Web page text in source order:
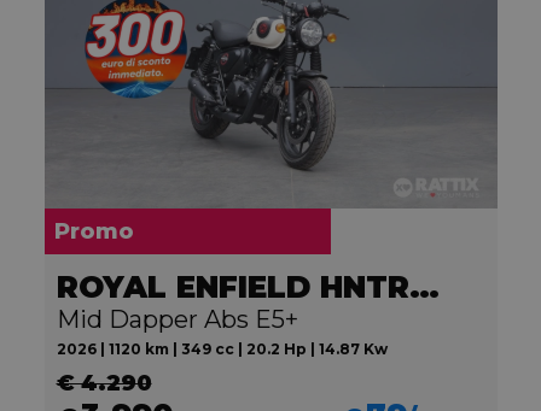
Promo
ROYAL ENFIELD HNTR 350
Mid Dapper Abs E5+
2026 | 1120 km | 349 cc | 20.2 Hp | 14.87 Kw
€ 4.290